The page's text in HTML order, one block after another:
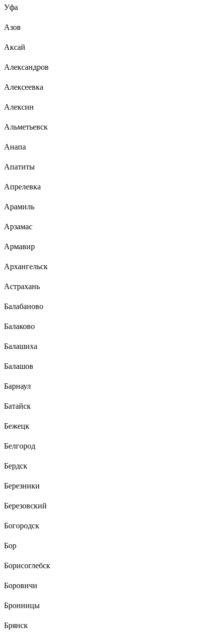
Уфа
Азов
Аксай
Александров
Алексеевка
Алексин
Альметьевск
Анапа
Апатиты
Апрелевка
Арамиль
Арзамас
Армавир
Архангельск
Астрахань
Балабаново
Балаково
Балашиха
Балашов
Барнаул
Батайск
Бежецк
Белгород
Бердск
Березники
Березовский
Богородск
Бор
Борисоглебск
Боровичи
Бронницы
Брянск